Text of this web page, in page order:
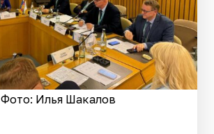
Фото: Илья Шакалов